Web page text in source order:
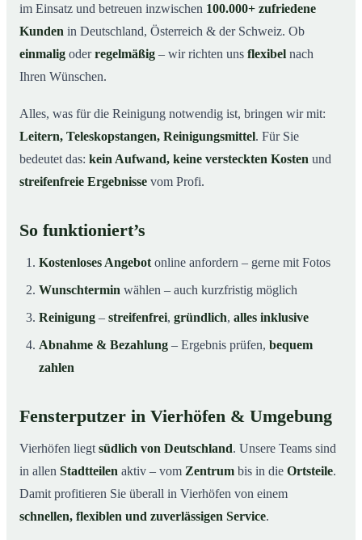
im Einsatz und betreuen inzwischen 100.000+ zufriedene
Kunden in Deutschland, Österreich & der Schweiz. Ob
einmalig oderregelmäßig – wir richten uns flexibel nach
Ihren Wünschen.
Alles, was für die Reinigung notwendig ist, bringen wir mit:
Leitern, Teleskopstangen, Reinigungsmittel. Für Sie
bedeutet das: kein Aufwand, keine versteckten Kosten und
streifenfreie Ergebnisse vom Profi.
So funktioniert’s
Kostenloses Angebot online anfordern – gerne mit Fotos
Wunschtermin wählen – auch kurzfristig möglich
Reinigung – streifenfrei, gründlich, alles inklusive
Abnahme & Bezahlung – Ergebnis prüfen, bequem
zahlen
Fensterputzer in Vierhöfen & Umgebung
Vierhöfen liegt südlich von Deutschland. Unsere Teams sind
in allen Stadtteilen aktiv – vom Zentrum bis in die Ortsteile.
Damit profitieren Sie überall in Vierhöfen von einem
schnellen, flexiblen und zuverlässigen Service.